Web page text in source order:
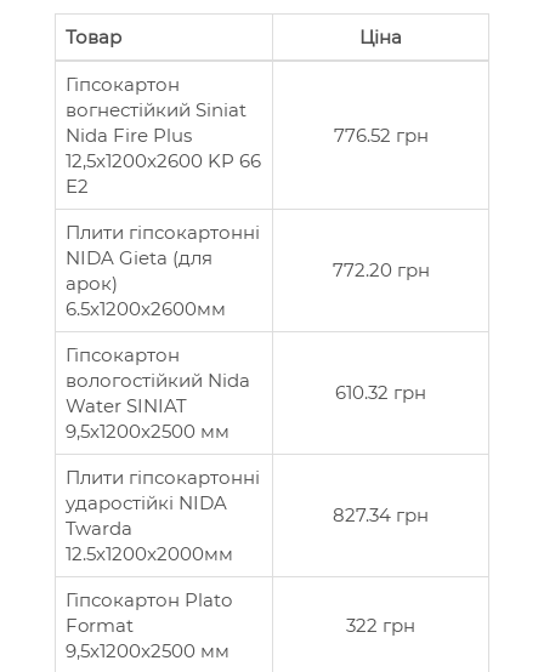
Товар Ціна
Гіпсокартон
вогнестійкий Siniat
Nida Fire Plus
12,5x1200x2600 KP 66
E2
776.52 грн
Плити гіпсокартонні
NIDA Gieta (для
арок)
6.5x1200x2600мм
772.20 грн
Гіпсокартон
вологостійкий Nida
Water SINIAT
9,5x1200x2500 мм
610.32 грн
Плити гіпсокартонні
ударостійкі NIDA
Twarda
12.5x1200x2000мм
827.34 грн
Гіпсокартон Plato
Format
9,5x1200x2500 мм
322 грн